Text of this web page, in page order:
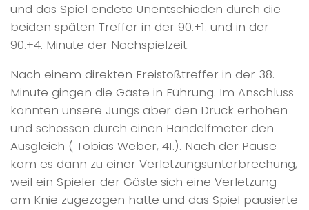
und das Spiel endete Unentschieden durch die
beiden späten Treffer in der 90.+1. und in der
90.+4. Minute der Nachspielzeit.
Nach einem direkten Freistoßtreffer in der 38.
Minute gingen die Gäste in Führung. Im Anschluss
konnten unsere Jungs aber den Druck erhöhen
und schossen durch einen Handelfmeter den
Ausgleich ( Tobias Weber, 41.). Nach der Pause
kam es dann zu einer Verletzungsunterbrechung,
weil ein Spieler der Gäste sich eine Verletzung
am Knie zugezogen hatte und das Spiel pausierte